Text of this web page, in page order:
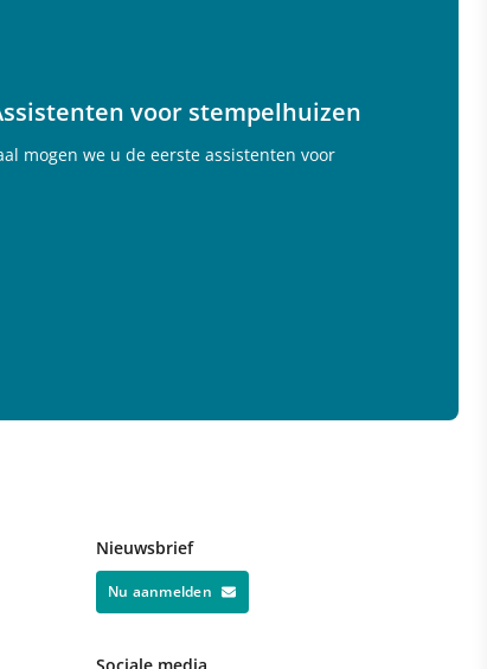
voor stempelhuizen
mogen we u de eerste assistenten voor
Nieuwsbrief
Nu aanmelden